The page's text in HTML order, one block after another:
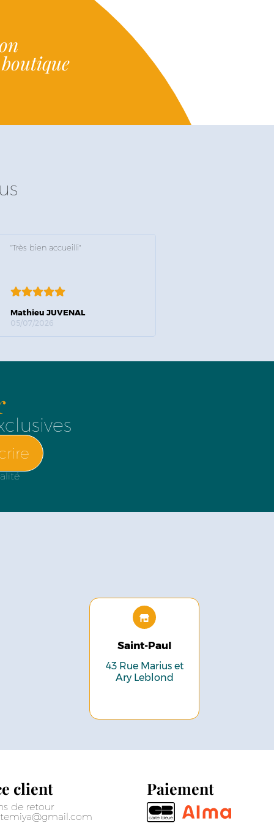
"Très bien accueilli"
Mathieu JUVENAL
05/07/2026
Saint-Paul
43 Rue Marius et
Ary Leblond
client
de retour
Paiement